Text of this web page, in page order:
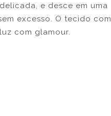
e desce em uma
excesso. O tecido com
com glamour.